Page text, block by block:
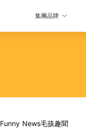
集團品牌
Funny News毛孩趣聞